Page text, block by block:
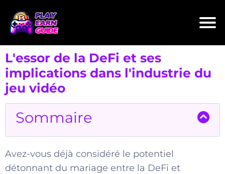
L'essor de la DeFi et ses
implications dans l'industrie du
jeu vidéo
Sommaire
Avez-vous déjà considéré le potentiel
détonnant du mariage entre la DeFi et